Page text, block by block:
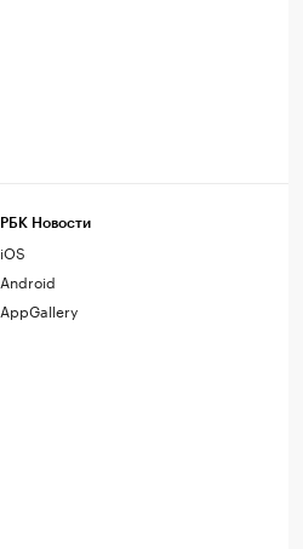
РБК Новости
iOS
Android
AppGallery